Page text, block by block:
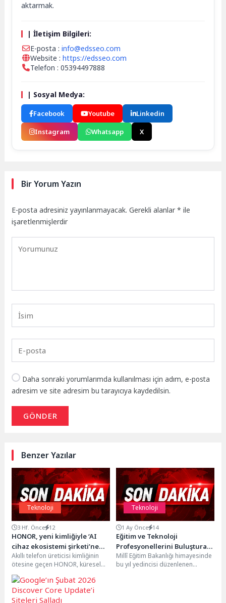
aktarmak.
| İletişim Bilgileri:
E-posta :info@edsseo.com
Website :https://edsseo.com
Telefon : 05394497888
| Sosyal Medya:
Facebook Youtube
Linkedin
Instagram
Whatsapp X
Bir Yorum Yazın
E-posta adresiniz yayınlanmayacak. Gerekli alanlar* ile
işaretlenmişlerdir
Daha sonraki yorumlarımda kullanılması için adım, e-posta
adresim ve site adresim bu tarayıcıya kaydedilsin.
GÖNDER
Benzer Yazılar
Teknoloji
3 Hf. Önce 12
HONOR, yeni kimliğiyle ‘AI
cihaz ekosistemi şirketi’ne
dönüşüyor
Akıllı telefon üreticisi kimliğinin
ötesine geçen HONOR, küresel
ölçekte bir ‘AI cihaz ekosistemi
şirketi’ olma...
Teknoloji
1 Ay Önce 14
Eğitim ve Teknoloji
Profesyonellerini Buluşturan
TETZ 2026, Bakan Tekin’in
Katılımıyla Başladı
Millî Eğitim Bakanlığı himayesinde
bu yıl yedincisi düzenlenen